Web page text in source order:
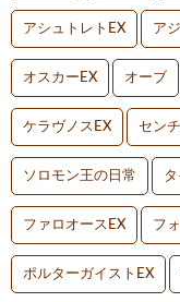
アシュトレトEX ア
オスカーEX オーブ
ケラヴノスEX セン
ソロモン王の日常
ファロオースEX フ
ポルターガイストEX